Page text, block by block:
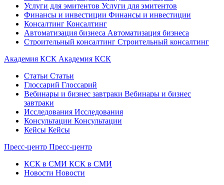
Услуги для эмитентов Услуги для эмитентов
Финансы и инвестиции Финансы и инвестиции
Консалтинг Консалтинг
Автоматизация бизнеса Автоматизация бизнеса
Строительный консалтинг Строительный консалтинг
Академия КСК Академия КСК
Статьи Статьи
Глоссарий Глоссарий
Вебинары и бизнес завтраки Вебинары и бизнес
завтраки
Исследования Исследования
Консультации Консультации
Кейсы Кейсы
Пресс-центр Пресс-центр
КСК в СМИ КСК в СМИ
Новости Новости